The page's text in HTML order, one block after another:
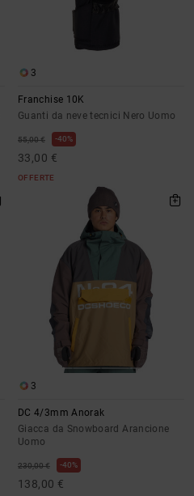
3
Franchise 10K
Guanti da neve tecnici Nero Uomo
55,00 € 40%
33,00 €
OFFERTE
3
DC 4/3mm Anorak
Giacca da Snowboard Arancione
Uomo
230,00 € 40%
138,00 €